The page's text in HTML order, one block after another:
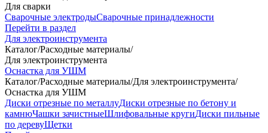
Для сварки
Сварочные электродыСварочные принадлежности
Перейти в раздел
Для электроинструмента
Каталог/Расходные материалы/
Для электроинструмента
Оснастка для УШМ
Каталог/Расходные материалы/Для электроинструмента/
Оснастка для УШМ
Диски отрезные по металлуДиски отрезные по бетону и
камнюЧашки зачистныеШлифовальные кругиДиски пильные
по деревуЩетки